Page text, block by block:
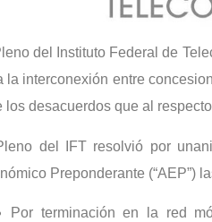
del Instituto Federal de
la interconexión entre
los desacuerdos que al
del IFT resolvió por
Preponderante (“AEP”)
Por terminación en la red